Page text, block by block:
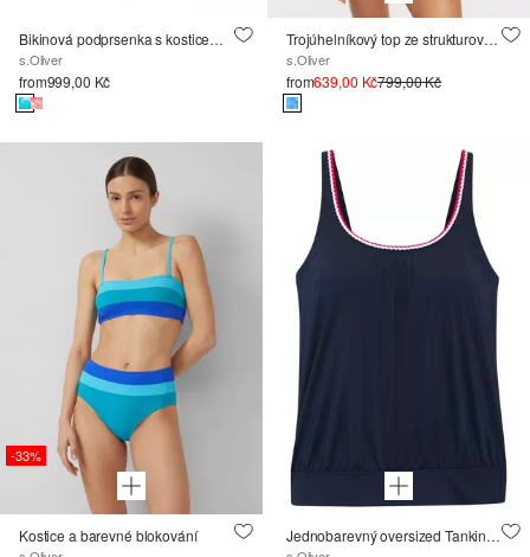
Bikinová podprsenka s kosticemi, ke kombinování, s květovaným vzorem
s.Oliver
from999,00 Kč
Trojúhelníkový top ze strukturovaného mikrovlákna
s.Oliver
from639,00 Kč799,00 Kč
-33%
Kostice a barevné blokování Jednobarevný oversized Tankini top